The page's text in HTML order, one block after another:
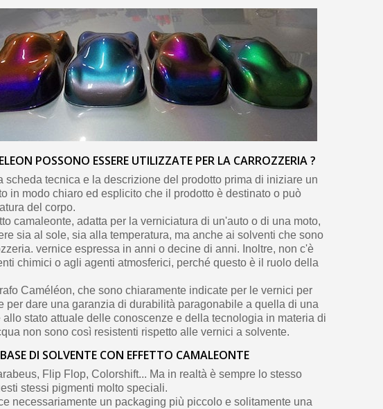
POSSONO ESSERE UTILIZZATE PER LA CARROZZERIA ?
scheda tecnica e la descrizione del prodotto prima di iniziare un
in modo chiaro ed esplicito che il prodotto è destinato o può
del corpo.
camaleonte, adatta per la verniciatura di un'auto o di una moto,
sia al sole, sia alla temperatura, ma anche ai solventi che sono
vernice espressa in anni o decine di anni. Inoltre, non c'è
chimici o agli agenti atmosferici, perché questo è il ruolo della
Caméléon, che sono chiaramente indicate per le vernici per
per dare una garanzia di durabilità paragonabile a quella di una
stato attuale delle conoscenze e della tecnologia in materia di
non sono così resistenti rispetto alle vernici a solvente.
DI SOLVENTE CON EFFETTO CAMALEONTE
Flip Flop, Colorshift... Ma in realtà è sempre lo stesso
stessi pigmenti molto speciali.
necessariamente un packaging più piccolo e solitamente una